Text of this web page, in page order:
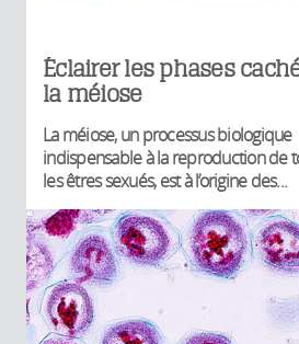
Éclairer les phases
la méiose
La méiose, un processus biologique
indispensable à la reproduction de
les êtres sexués, est à l’origine des...